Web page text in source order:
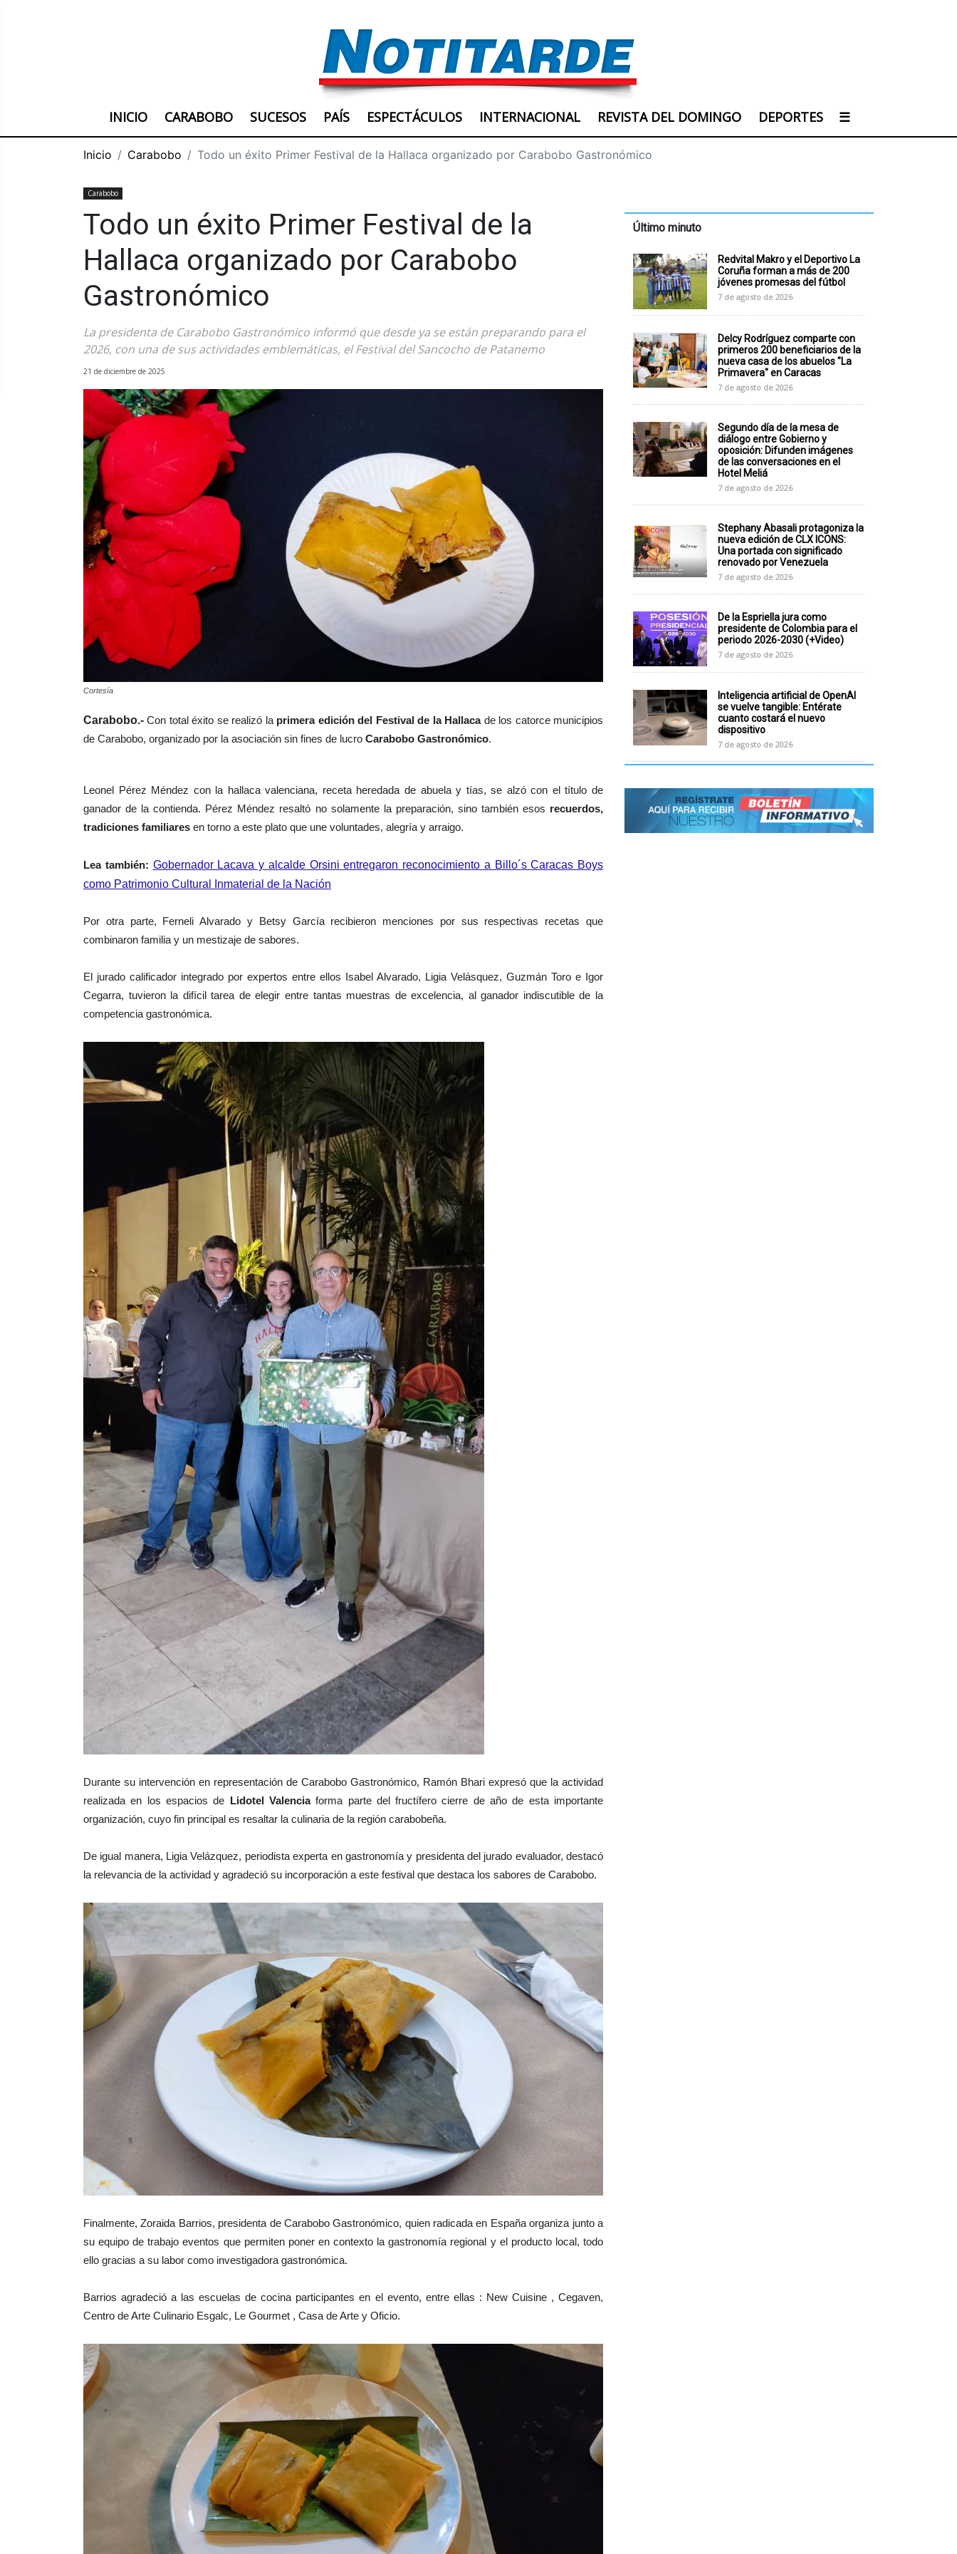
INICIO CARABOBO SUCESOS PAÍS ESPECTÁCULOS INTERNACIONAL REVISTA DEL DOMINGO DEPORTES ☰
Inicio Carabobo Todo un éxito Primer Festival de la Hallaca organizado por Carabobo Gastronómico
Carabobo
Todo un éxito Primer Festival de la
Hallaca organizado por Carabobo
Gastronómico
La presidenta de Carabobo Gastronómico informó que desde ya se están preparando para el
2026, con una de sus actividades emblemáticas, el Festival del Sancocho de Patanemo
21 de diciembre de 2025
Cortesía
Carabobo.- Con total éxito se realizó la primera edición del Festival de la Hallaca de los catorce municipios
de Carabobo, organizado por la asociación sin fines de lucro Carabobo Gastronómico.
Leonel Pérez Méndez con la hallaca valenciana, receta heredada de abuela y tías, se alzó con el título de
ganador de la contienda. Pérez Méndez resaltó no solamente la preparación, sino también esos recuerdos,
tradiciones familiares en torno a este plato que une voluntades, alegría y arraigo.
Lea también: Gobernador Lacava y alcalde Orsini entregaron reconocimiento a Billo´s Caracas Boys
como Patrimonio Cultural Inmaterial de la Nación
Por otra parte, Ferneli Alvarado y Betsy García recibieron menciones por sus respectivas recetas que
combinaron familia y un mestizaje de sabores.
El jurado calificador integrado por expertos entre ellos Isabel Alvarado, Ligia Velásquez, Guzmán Toro e Igor
Cegarra, tuvieron la difícil tarea de elegir entre tantas muestras de excelencia, al ganador indiscutible de la
competencia gastronómica.
Durante su intervención en representación de Carabobo Gastronómico, Ramón Bhari expresó que la actividad
realizada en los espacios de Lidotel Valenciaforma parte del fructífero cierre de año de esta importante
organización, cuyo fin principal es resaltar la culinaria de la región carabobeña.
De igual manera, Ligia Velázquez, periodista experta en gastronomía y presidenta del jurado evaluador, destacó
la relevancia de la actividad y agradeció su incorporación a este festival que destaca los sabores de Carabobo.
Finalmente, Zoraida Barrios, presidenta de Carabobo Gastronómico, quien radicada en España organiza junto a
su equipo de trabajo eventos que permiten poner en contexto la gastronomía regional y el producto local, todo
ello gracias a su labor como investigadora gastronómica.
Barrios agradeció a las escuelas de cocina participantes en el evento, entre ellas : New Cuisine , Cegaven,
Centro de Arte Culinario Esgalc, Le Gourmet , Casa de Arte y Oficio.
Último minuto
Redvital Makro y el Deportivo La
Coruña forman a más de 200
jóvenes promesas del fútbol
7 de agosto de 2026
Delcy Rodríguez comparte con
primeros 200 beneficiarios de la
nueva casa de los abuelos "La
Primavera" en Caracas
7 de agosto de 2026
Segundo día de la mesa de
diálogo entre Gobierno y
oposición: Difunden imágenes
de las conversaciones en el
Hotel Meliá
7 de agosto de 2026
Stephany Abasali protagoniza la
nueva edición de CLX ICONS:
Una portada con significado
renovado por Venezuela
7 de agosto de 2026
De la Espriella jura como
presidente de Colombia para el
periodo 2026-2030 (+Video)
7 de agosto de 2026
Inteligencia artificial de OpenAI
se vuelve tangible: Entérate
cuanto costará el nuevo
dispositivo
7 de agosto de 2026